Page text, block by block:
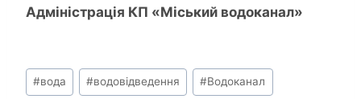
Адміністрація КП «Міський водоканал»
Позначки
запису:
#вода #водовідведення #Водоканал